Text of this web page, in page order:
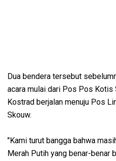
Dua bendera tersebut
acara mulai dari Pos Pos Kotis
Kostrad berjalan menuju Pos
Skouw.
"Kami turut bangga bahwa
Merah Putih yang benar-benar